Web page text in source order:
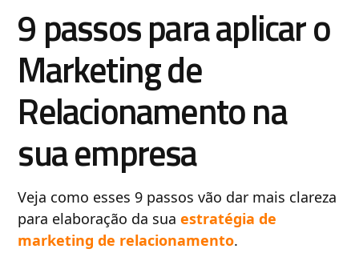
9 passos para aplicar o
Marketing de
Relacionamento na
sua empresa
Veja como esses 9 passos vão dar mais clareza
para elaboração da suaestratégia de
marketing de relacionamento.